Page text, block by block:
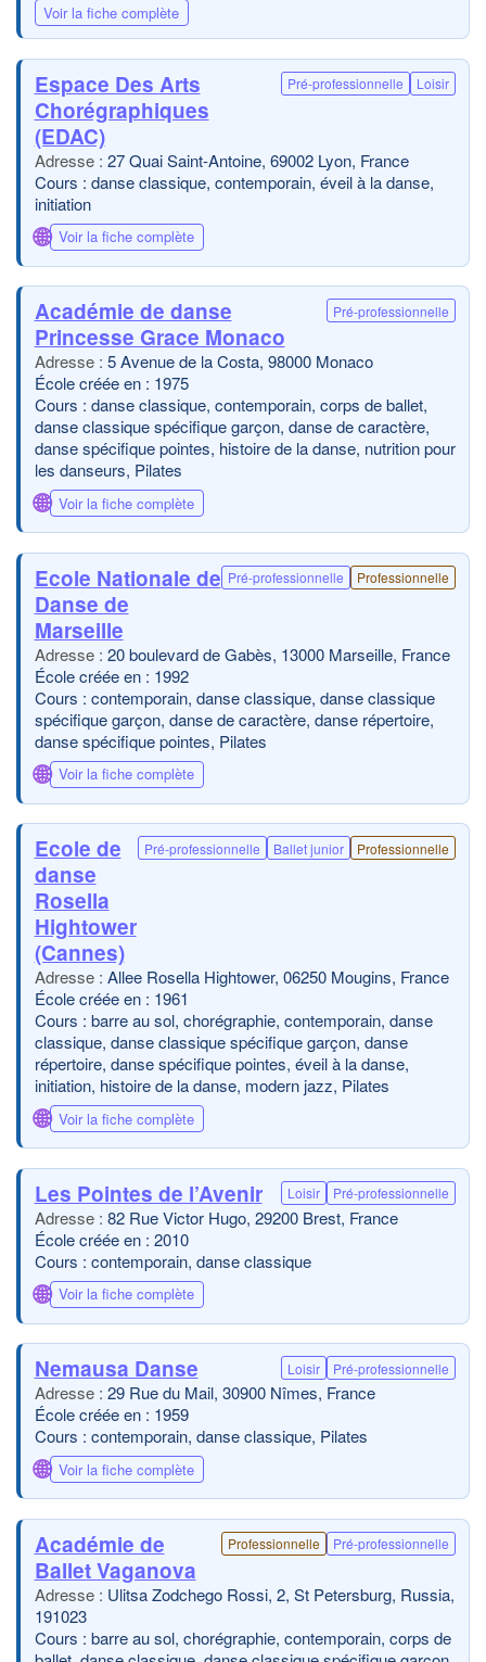
Voir la fiche complète
Espace Des Arts
Chorégraphiques
(EDAC)
Pré-professionnelle Loisir
27 Quai Saint-Antoine, 69002 Lyon, France
Cours : danse classique, contemporain, éveil à la danse,
initiation
🌐 Voir la fiche complète
Académie de danse
Princesse Grace Monaco
Pré-professionnelle
5 Avenue de la Costa, 98000 Monaco
École créée en : 1975
Cours : danse classique, contemporain, corps de ballet,
danse classique spécifique garçon, danse de caractère,
danse spécifique pointes, histoire de la danse, nutrition pour
les danseurs, Pilates
🌐 Voir la fiche complète
Ecole Nationale de
Danse de
Marseille
Pré-professionnelle Professionnelle
20 boulevard de Gabès, 13000 Marseille, France
École créée en : 1992
Cours : contemporain, danse classique, danse classique
spécifique garçon, danse de caractère, danse répertoire,
danse spécifique pointes, Pilates
🌐 Voir la fiche complète
Ecole de
danse
Rosella
Hightower
(Cannes)
Pré-professionnelle Ballet junior Professionnelle
Allee Rosella Hightower, 06250 Mougins, France
École créée en : 1961
Cours : barre au sol, chorégraphie, contemporain, danse
classique, danse classique spécifique garçon, danse
répertoire, danse spécifique pointes, éveil à la danse,
initiation, histoire de la danse, modern jazz, Pilates
🌐 Voir la fiche complète
Les Pointes de l’Avenir Loisir Pré-professionnelle
82 Rue Victor Hugo, 29200 Brest, France
École créée en : 2010
Cours : contemporain, danse classique
🌐 Voir la fiche complète
Nemausa Danse Loisir Pré-professionnelle
29 Rue du Mail, 30900 Nîmes, France
École créée en : 1959
Cours : contemporain, danse classique, Pilates
🌐 Voir la fiche complète
Académie de
Ballet Vaganova
Professionnelle Pré-professionnelle
Ulitsa Zodchego Rossi, 2, St Petersburg, Russia,
191023
Cours : barre au sol, chorégraphie, contemporain, corps de